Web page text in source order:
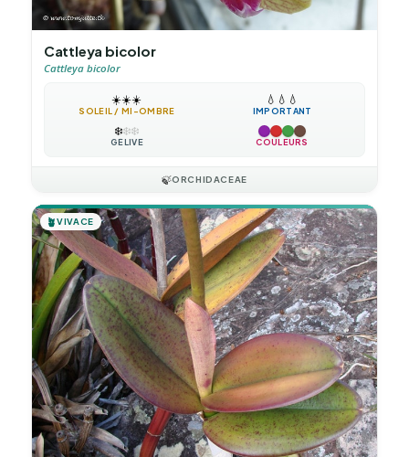
Cattleya bicolor
Cattleya bicolor
☀️☀️☀️
SOLEIL / MI-OMBRE
💧 💧 💧
IMPORTANT
❄️❄️❄️
GÉLIVE COULEURS
🍃ORCHIDACEAE
🪴VIVACE